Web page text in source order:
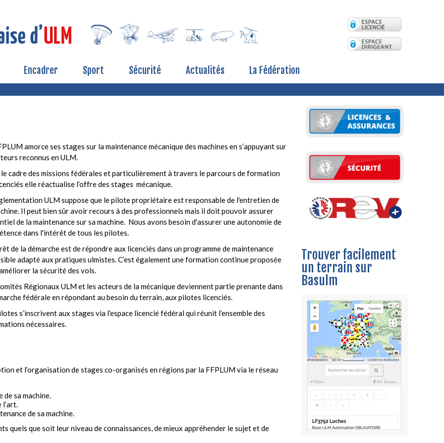
Encadrer Sport Sécurité Actualités La Fédération
amorce ses stages sur la maintenance mécanique des machines en s’appuyant sur
reconnus en ULM.
cadre des missions fédérales et particulièrement à travers le parcours de formation
elle réactualise l’offre des stages mécanique.
ULM suppose que le pilote propriétaire est responsable de l'entretien de
Il peut bien sûr avoir recours à des professionnels mais il doit pouvoir assurer
de la maintenance sur sa machine. Nous avons besoin d'assurer une autonomie de
dans l'intérêt de tous les pilotes.
de la démarche est de répondre aux licenciés dans un programme de maintenance
adapté aux pratiques ulmistes. C’est également une formation continue proposée
la sécurité des vols.
Régionaux ULM et les acteurs de la mécanique deviennent partie prenante dans
fédérale en répondant au besoin du terrain, aux pilotes licenciés.
s’inscrivent aux stages via l’espace licencié fédéral qui réunit l’ensemble des
nécessaires.
et l’organisation de stages co-organisés en régions par la FFPLUM via le réseau
de sa machine.
l’art.
de sa machine.
que soit leur niveau de connaissances, de mieux appréhender le sujet et de
Trouver facilement
un terrain sur
Basulm